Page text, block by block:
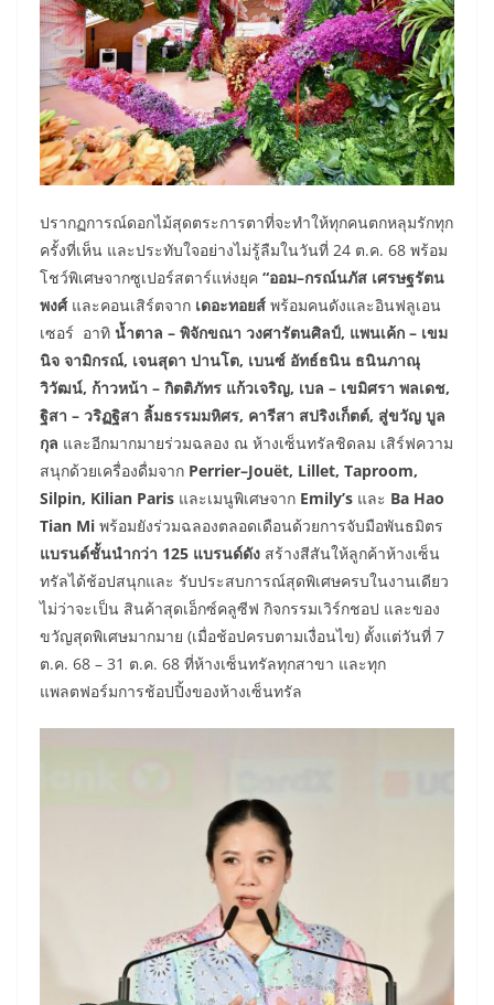
ปรากฏการณ์ดอกไม้สุดตระการตาที่จะทำให้ทุกคนตกหลุมรักทุก
ครั้งที่เห็น และประทับใจอย่างไม่รู้ลืมในวันที่ 24 ต.ค. 68 พร้อม
โชว์พิเศษจากซูเปอร์สตาร์แห่งยุค “ออม–กรณ์นภัส เศรษฐรัตน
พงศ์และคอนเสิร์ตจาก เดอะทอยส์ พร้อมคนดังและอินฟลูเอน
เซอร์ อาทิ น้ำตาล – พิจักขณา วงศารัตนศิลป์, แพนเค้ก – เขม
นิจ จามิกรณ์, เจนสุดา ปานโต, เบนซ์ อัทธ์ธนิน ธนินภาณุ
วิวัฒน์, ก้าวหน้า – กิตติภัทร แก้วเจริญ, เบล – เขมิศรา พลเดช,
ฐิสา – วริฏฐิสา ลิ้มธรรมมหิศร, คารีสา สปริงเก็ตต์, สู่ขวัญ บูล
กุล และอีกมากมายร่วมฉลอง ณ ห้างเซ็นทรัลชิดลม เสิร์ฟความ
สนุกด้วยเครื่องดื่มจาก Perrier–Jouët, Lillet, Taproom,
Silpin, Kilian Paris และเมนูพิเศษจาก Emily’s และ Ba Hao
Tian Mi พร้อมยังร่วมฉลองตลอดเดือนด้วยการจับมือพันธมิตร
แบรนด์ชั้นนำกว่า 125 แบรนด์ดัง สร้างสีสันให้ลูกค้าห้างเซ็น
ทรัลได้ช้อปสนุกและ รับประสบการณ์สุดพิเศษครบในงานเดียว
ไม่ว่าจะเป็น สินค้าสุดเอ็กซ์คลูซีฟ กิจกรรมเวิร์กชอป และของ
ขวัญสุดพิเศษมากมาย (เมื่อช้อปครบตามเงื่อนไข) ตั้งแต่วันที่ 7
ต.ค. 68 – 31 ต.ค. 68 ที่ห้างเซ็นทรัลทุกสาขา และทุก
แพลตฟอร์มการช้อปปิ้งของห้างเซ็นทรัล